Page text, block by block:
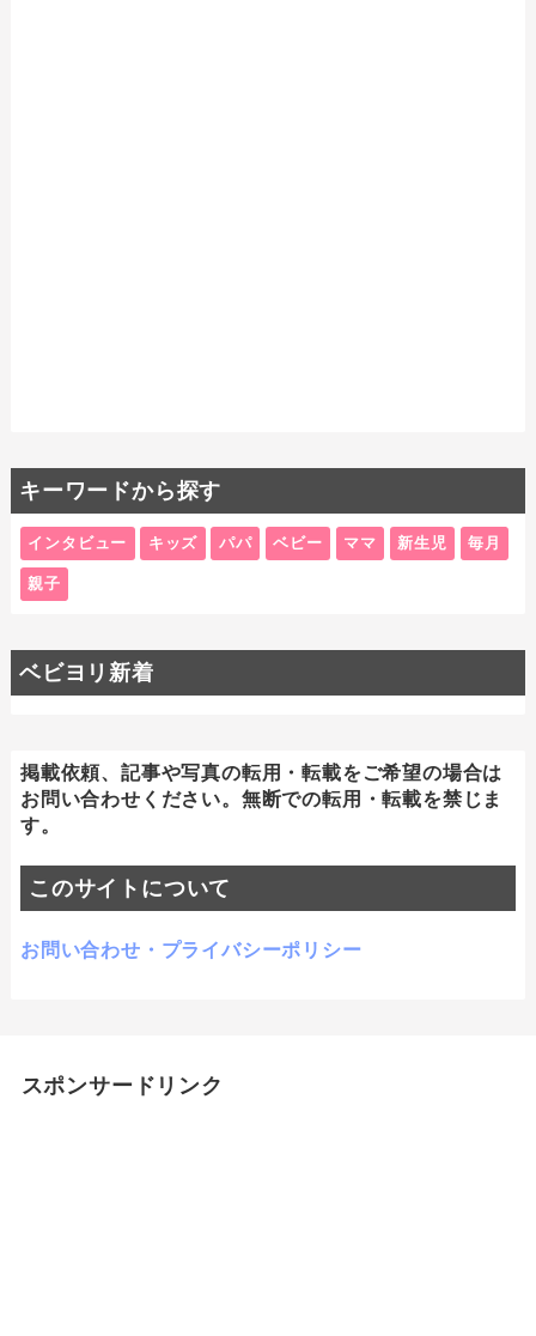
キーワードから探す
インタビュー キッズ パパ ベビー ママ 新生児 毎月
親子
ベビヨリ新着
掲載依頼、記事や写真の転用・転載をご希望の場合は
お問い合わせください。無断での転用・転載を禁じま
す。
このサイトについて
お問い合わせ・プライバシーポリシー
スポンサードリンク